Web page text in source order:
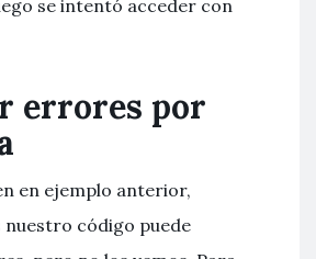
se intentó acceder con
errores por
en ejemplo anterior,
nuestro código puede